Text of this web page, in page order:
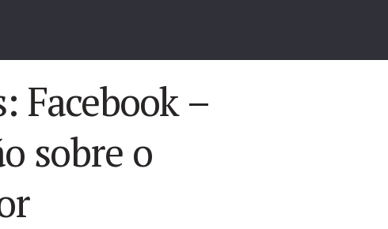
Facebook –
sobre o